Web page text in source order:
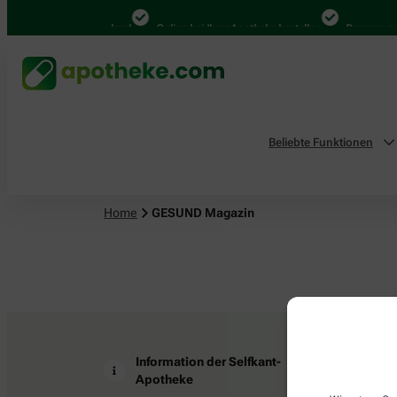
4.000 Mal in Deutschland Online bei Ihrer Apotheke bestellen Bequem
Beliebte Funktionen
Home GESUND Magazin
Information der Selfkant-
Apotheke